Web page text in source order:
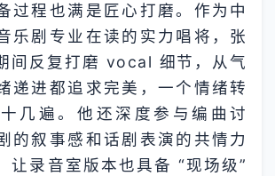
过程也满是匠心打磨。作为中
乐剧专业在读的实力唱将，张
间反复打磨 vocal 细节，从气
递进都追求完美，一个情绪转
几遍。他还深度参与编曲讨
的叙事感和话剧表演的共情力
让录音室版本也具备 “现场级”